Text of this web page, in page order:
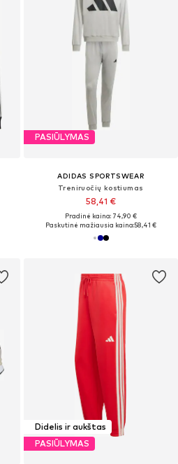
PASIŪLYMAS
ADIDAS SPORTSWEAR
Treniruočių kostiumas
58,41 €
Pradinė kaina: 74,90 €
Paskutinė mažiausia kaina:58,41 €
Didelis ir aukštas
PASIŪLYMAS